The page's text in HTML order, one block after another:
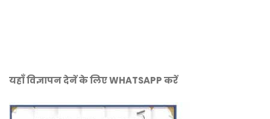
यहाँ विज्ञापन देनें के लिए WHATSAPP करें